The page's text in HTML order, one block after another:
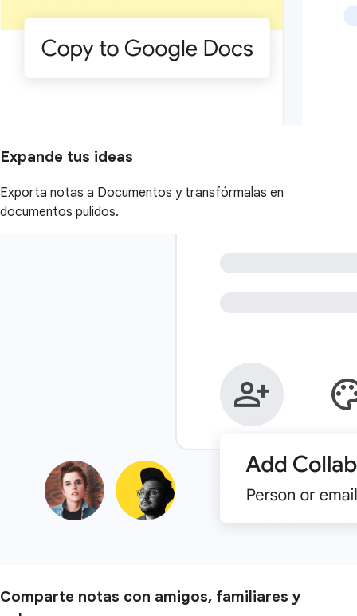
Expande tus ideas
Exporta notas a Documentos y transfórmalas en
documentos pulidos.
Comparte notas con amigos, familiares y